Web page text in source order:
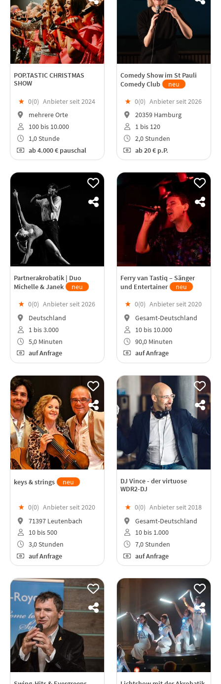
POP.TASTIC CHRISTMAS
SHOW
★ 0(0) Anbieter seit 2024
mehrere Orte
100 bis 10.000
1,0 Stunde
ab4.000 € pauschal
Comedy Show im St Pauli
Comedy Club
neu
★ 0(0) Anbieter seit 2026
20359 Hamburg
1 bis 120
2,0 Stunden
ab20 € p.P.
Partnerakrobatik | Duo
Michelle & Janek
neu
★ 0(0) Anbieter seit 2026
Deutschland
1 bis 3.000
5,0 Minuten
auf Anfrage
Ferry van Tastiq – Sänger
und Entertainer
neu
★ 0(0) Anbieter seit 2020
Gesamt-Deutschland
10 bis 10.000
90,0 Minuten
auf Anfrage
keys & strings neu
★ 0(0) Anbieter seit 2020
71397 Leutenbach
10 bis 500
3,0 Stunden
auf Anfrage
DJ Vince - der virtuose
WDR2-DJ
★ 0(0) Anbieter seit 2018
Gesamt-Deutschland
10 bis 1.000
7,0 Stunden
auf Anfrage